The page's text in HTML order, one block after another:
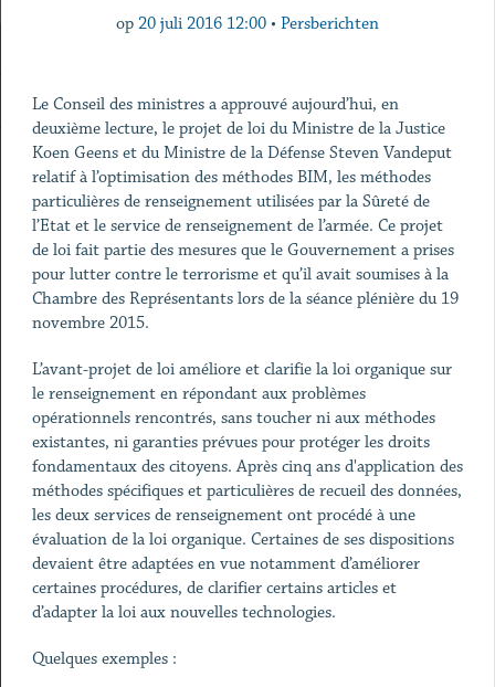
op 20 juli 2016 12:00 • Persberichten
Le Conseil des ministres a approuvé aujourd’hui, en
deuxième lecture, le projet de loi du Ministre de la Justice
Koen Geens et du Ministre de la Défense Steven Vandeput
relatif à l’optimisation des méthodes BIM, les méthodes
particulières de renseignement utilisées par la Sûreté de
l’Etat et le service de renseignement de l’armée. Ce projet
de loi fait partie des mesures que le Gouvernement a prises
pour lutter contre le terrorisme et qu’il avait soumises à la
Chambre des Représentants lors de la séance plénière du 19
novembre 2015.
L’avant-projet de loi améliore et clarifie la loi organique sur
le renseignement en répondant aux problèmes
opérationnels rencontrés, sans toucher ni aux méthodes
existantes, ni garanties prévues pour protéger les droits
fondamentaux des citoyens. Après cinq ans d'application des
méthodes spécifiques et particulières de recueil des données,
les deux services de renseignement ont procédé à une
évaluation de la loi organique. Certaines de ses dispositions
devaient être adaptées en vue notamment d’améliorer
certaines procédures, de clarifier certains articles et
d’adapter la loi aux nouvelles technologies.
Quelques exemples :